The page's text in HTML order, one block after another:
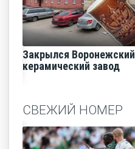
Закрылся Воронежский
керамический завод
СВЕЖИЙ НОМЕР